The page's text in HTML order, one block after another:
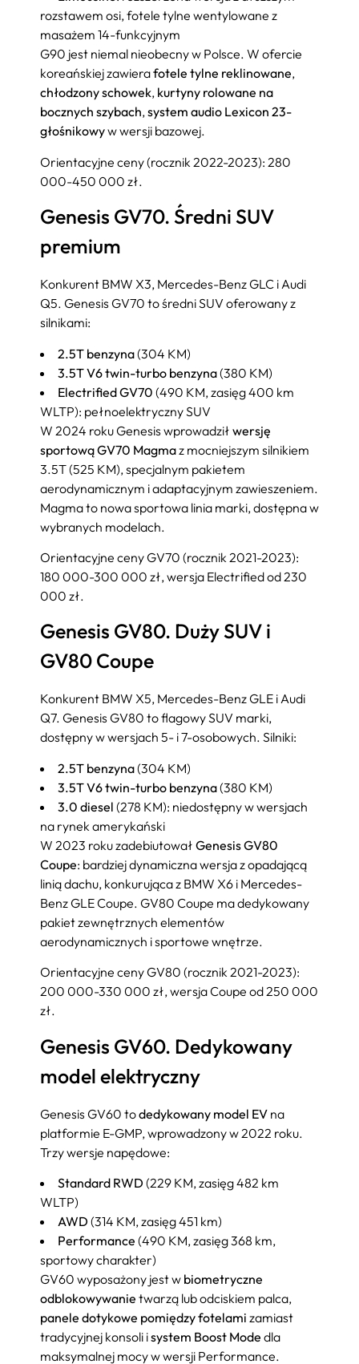
rozstawem osi, fotele tylne wentylowane z
masażem 14-funkcyjnym
G90 jest niemal nieobecny w Polsce. W ofercie
koreańskiej zawierafotele tylne reklinowane,
chłodzony schowek, kurtyny rolowane na
bocznych szybach,system audio Lexicon 23-
głośnikowyw wersji bazowej.
Orientacyjne ceny (rocznik 2022-2023): 280
000-450 000 zł.
Genesis GV70. Średni SUV
premium
Konkurent BMW X3, Mercedes-Benz GLC i Audi
Q5. Genesis GV70 to średni SUV oferowany z
silnikami:
2.5T benzyna(304 KM)
3.5T V6 twin-turbo benzyna(380 KM)
Electrified GV70 (490 KM, zasięg 400 km
WLTP): pełnoelektryczny SUV
W 2024 roku Genesis wprowadził wersję
sportową GV70 Magmaz mocniejszym silnikiem
3.5T (525 KM), specjalnym pakietem
aerodynamicznym i adaptacyjnym zawieszeniem.
Magma to nowa sportowa linia marki, dostępna w
wybranych modelach.
Orientacyjne ceny GV70 (rocznik 2021-2023):
180 000-300 000 zł, wersja Electrified od 230
000 zł.
Genesis GV80. Duży SUV i
GV80 Coupe
Konkurent BMW X5, Mercedes-Benz GLE i Audi
Q7. Genesis GV80 to flagowy SUV marki,
dostępny w wersjach 5- i 7-osobowych. Silniki:
2.5T benzyna(304 KM)
3.5T V6 twin-turbo benzyna(380 KM)
3.0 diesel (278 KM): niedostępny w wersjach
na rynek amerykański
W 2023 roku zadebiutował Genesis GV80
Coupe: bardziej dynamiczna wersja z opadającą
linią dachu, konkurująca z BMW X6 i Mercedes-
Benz GLE Coupe. GV80 Coupe ma dedykowany
pakiet zewnętrznych elementów
aerodynamicznych i sportowe wnętrze.
Orientacyjne ceny GV80 (rocznik 2021-2023):
200 000-330 000 zł, wersja Coupe od 250 000
zł.
Genesis GV60. Dedykowany
model elektryczny
Genesis GV60 todedykowany model EV na
platformie E-GMP, wprowadzony w 2022 roku.
Trzy wersje napędowe:
Standard RWD (229 KM, zasięg 482 km
WLTP)
AWD (314 KM, zasięg 451 km)
Performance (490 KM, zasięg 368 km,
sportowy charakter)
GV60 wyposażony jest w biometryczne
odblokowywanie twarzą lub odciskiem palca,
panele dotykowe pomiędzy fotelami zamiast
tradycyjnej konsoli isystem Boost Mode dla
maksymalnej mocy w wersji Performance.